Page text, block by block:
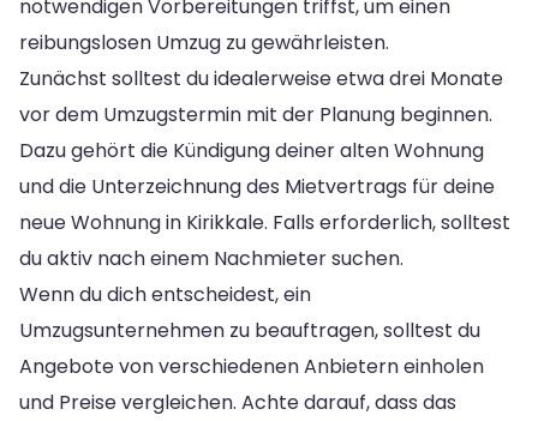
notwendigen Vorbereitungen triffst, um einen
reibungslosen Umzug zu gewährleisten.
Zunächst solltest du idealerweise etwa drei Monate
vor dem Umzugstermin mit der Planung beginnen.
Dazu gehört die Kündigung deiner alten Wohnung
und die Unterzeichnung des Mietvertrags für deine
neue Wohnung in Kirikkale. Falls erforderlich, solltest
du aktiv nach einem Nachmieter suchen.
Wenn du dich entscheidest, ein
Umzugsunternehmen zu beauftragen, solltest du
Angebote von verschiedenen Anbietern einholen
und Preise vergleichen. Achte darauf, dass das